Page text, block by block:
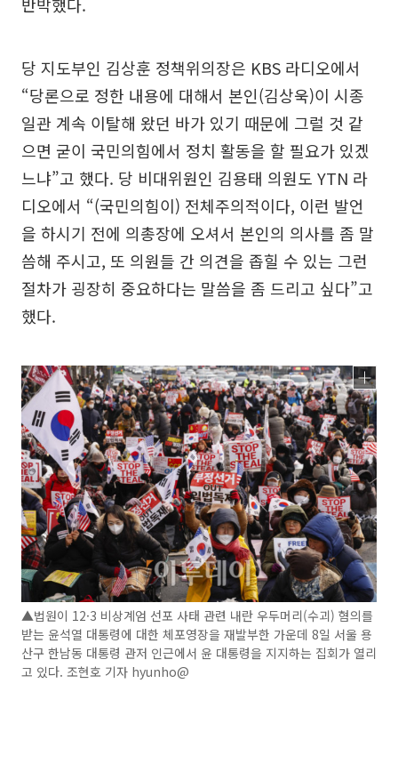
당 지도부인 김상훈 정책위의장은 KBS 라디오에서
“당론으로 정한 내용에 대해서 본인(김상욱)이 시종
일관 계속 이탈해 왔던 바가 있기 때문에 그럴 것 같
으면 굳이 국민의힘에서 정치 활동을 할 필요가 있겠
느냐”고 했다. 당 비대위원인 김용태 의원도 YTN 라
디오에서 “(국민의힘이) 전체주의적이다, 이런 발언
을 하시기 전에 의총장에 오셔서 본인의 의사를 좀 말
씀해 주시고, 또 의원들 간 의견을 좁힐 수 있는 그런
절차가 굉장히 중요하다는 말씀을 좀 드리고 싶다”고
했다.
▲법원이 12·3 비상계엄 선포 사태 관련 내란 우두머리(수괴) 혐의를
받는 윤석열 대통령에 대한 체포영장을 재발부한 가운데 8일 서울 용
산구 한남동 대통령 관저 인근에서 윤 대통령을 지지하는 집회가 열리
고 있다. 조현호 기자 hyunho@